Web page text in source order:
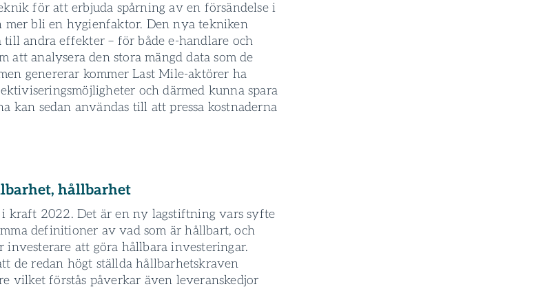
för att erbjuda spårning av en försändelse i
mer bli en hygienfaktor. Den nya tekniken
till andra effekter – för både e-handlare och
att analysera den stora mängd data som de
genererar kommer Last Mile-aktörer ha
och därmed kunna spara
kan sedan användas till att pressa kostnaderna
hållbarhet
i kraft 2022. Det är en ny lagstiftning vars syfte
definitioner av vad som är hållbart, och
investerare att göra hållbara investeringar.
de redan högt ställda hållbarhetskraven
vilket förstås påverkar även leverans­kedjor